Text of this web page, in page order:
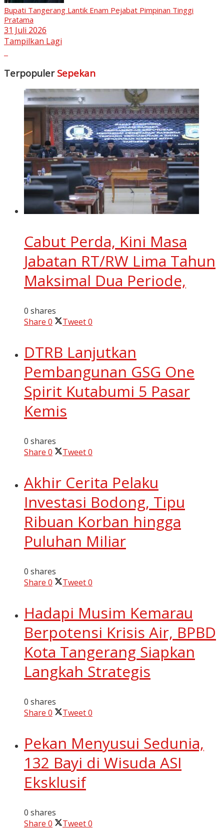
Bupati Tangerang Lantik Enam Pejabat Pimpinan Tinggi
Pratama
31 Juli 2026
Tampilkan Lagi
Terpopuler Sepekan
Cabut Perda, Kini Masa
Jabatan RT/RW Lima Tahun
Maksimal Dua Periode,
0 shares
Share 0 Tweet0
DTRB Lanjutkan
Pembangunan GSG One
Spirit Kutabumi 5 Pasar
Kemis
0 shares
Share 0 Tweet0
Akhir Cerita Pelaku
Investasi Bodong, Tipu
Ribuan Korban hingga
Puluhan Miliar
0 shares
Share 0 Tweet0
Hadapi Musim Kemarau
Berpotensi Krisis Air, BPBD
Kota Tangerang Siapkan
Langkah Strategis
0 shares
Share 0 Tweet0
Pekan Menyusui Sedunia,
132 Bayi di Wisuda ASI
Eksklusif
0 shares
Share 0 Tweet0